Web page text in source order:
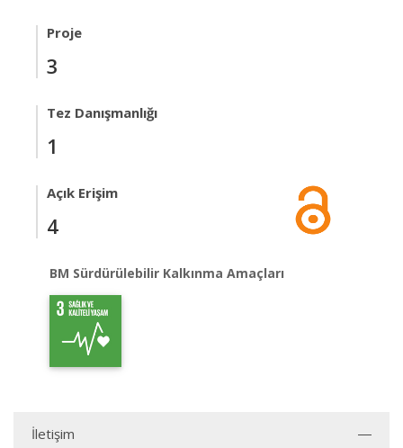
Proje
3
Tez Danışmanlığı
1
Açık Erişim
4
BM Sürdürülebilir Kalkınma Amaçları
İletişim